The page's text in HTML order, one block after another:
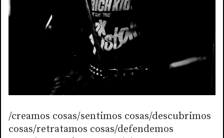
/creamos cosas/sentimos cosas/descubrimos
cosas/retratamos cosas/defendemos